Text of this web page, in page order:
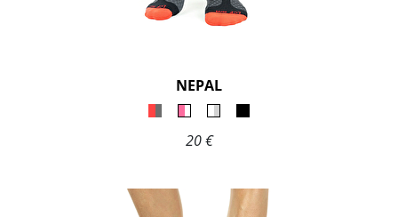
NEPAL
20 €